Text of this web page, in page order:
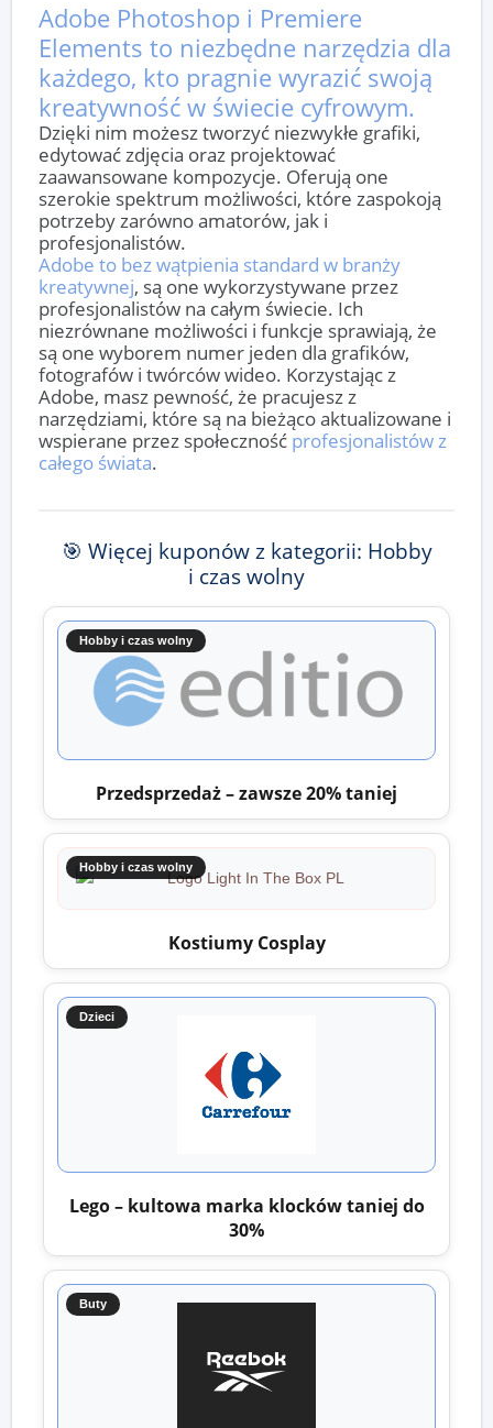
Adobe Photoshop i Premiere
Elements to niezbędne narzędzia dla
każdego, kto pragnie wyrazić swoją
kreatywność w świecie cyfrowym.
Dzięki nim możesz tworzyć niezwykłe grafiki,
edytować zdjęcia oraz projektować
zaawansowane kompozycje. Oferują one
szerokie spektrum możliwości, które zaspokoją
potrzeby zarówno amatorów, jak i
profesjonalistów.
Adobe to bez wątpienia standard w branży
kreatywnej, są one wykorzystywane przez
profesjonalistów na całym świecie. Ich
niezrównane możliwości i funkcje sprawiają, że
są one wyborem numer jeden dla grafików,
fotografów i twórców wideo. Korzystając z
Adobe, masz pewność, że pracujesz z
narzędziami, które są na bieżąco aktualizowane i
wspierane przez społeczność profesjonalistów z
całego świata.
🎯 Więcej kuponów z kategorii: Hobby
i czas wolny
Hobby i czas wolny
Przedsprzedaż – zawsze 20% taniej
Hobby i czas wolny
Kostiumy Cosplay
Dzieci
Lego – kultowa marka klocków taniej do
30%
Buty